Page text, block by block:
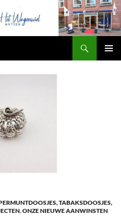
TABAKSDOOSJES,
,ONZE NIEUWE AANWINSTEN